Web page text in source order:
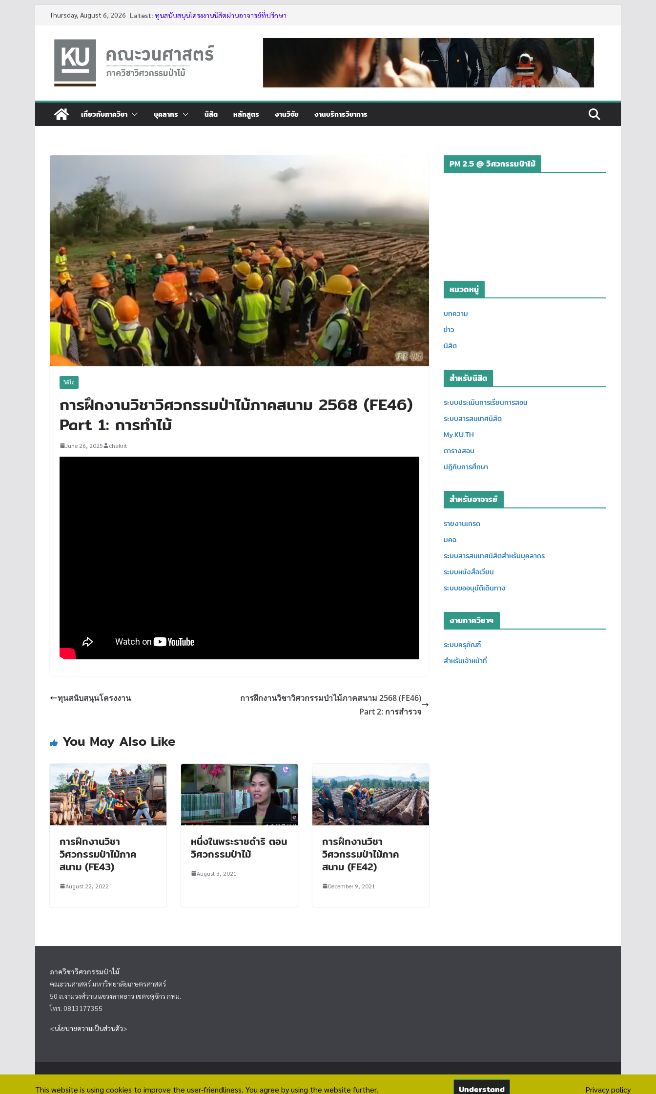
content
Thursday, August 6, 2026 Latest: ทุนสนับสนุนโครงงานนิสิตผ่านอาจารย์ที่ปรึกษา
โครงการอบรมเชิงปฏิบัติการเรื่อง การสร้างแบบจำลองสามมิติของ
ต้นไม้ด้วย LiDAR รุ่นที่ 5
รับสมัครโครงการอบรม “การใช้งานเลื่อยโซ่ยนต์ขั้นพื้นฐานสำหรับนิสิต
ประจำปี 2569”
เกี่ยวกับภาควิชา บุคลากร นิสิต หลักสูตร งานวิจัย งานบริการวิชาการ
วิดีโอ
การฝึกงานวิชาวิศวกรรมป่าไม้ภาคสนาม 2568 (FE46)
Part 1: การทำไม้
June 26, 2025 chakrit
ทุนสนับสนุนโครงงาน
การฝึกงานวิชาวิศวกรรมป่าไม้ภาคสนาม 2568 (FE46)
Part 2: การสำรวจ
You May Also Like
การฝึกงานวิชา
วิศวกรรมป่าไม้ภาค
สนาม (FE43)
August 22, 2022
หนึ่งในพระราชดำริ ตอน
วิศวกรรมป่าไม้
August 3, 2021
การฝึกงานวิชา
วิศวกรรมป่าไม้ภาค
สนาม (FE42)
December 9, 2021
PM 2.5 @ วิศวกรรมป่าไม้
หมวดหมู่
บทความ
ข่าว
นิสิต
สำหรับนิสิต
ระบบประเมินการเรียนการสอน
ระบบสารสนเทศนิสิต
My.KU.TH
ตารางสอบ
ปฏิทินการศึกษา
สำหรับอาจารย์
รายงานเกรด
มคอ.
ระบบสารสนเทศนิสิตสำหรับบุคลากร
ระบบหนังสือเวียน
ระบบขออนุมัติเดินทาง
งานภาควิชาฯ
ระบบครุภัณฑ์
สำหรับเจ้าหน้าที่
ภาควิชาวิศวกรรมป่าไม้
คณะวนศาสตร์ มหาวิทยาลัยเกษตรศาสตร์
50 ถ.งามวงศ์วาน แขวงลาดยาว เขตจตุจักร กทม.
โทร. 0813177355
<นโยบายความเป็นส่วนตัว>
Theme:ColorMagby ThemeGrill. Powered by WordPress.
This website is using cookies to improve the user-friendliness. You agree by using the website further. Understand Privacy policy